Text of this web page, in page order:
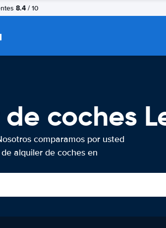
8.4 / 10
coches
comparamos por usted
alquiler de coches en